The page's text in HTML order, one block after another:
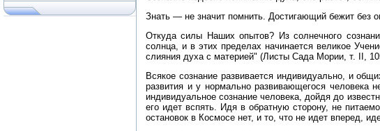
Знать — не значит помнить. Достигающий бежит без
Откуда силы Наших опытов? Из солнечного
солнца, и в этих пределах начинается великое
слияния духа с материей" (Листы Сада Мории, т. II,
Всякое сознание развивается индивидуально, и
развития и у нормально развивающегося человека
индивидуальное сознание человека, дойдя до
его идет вспять. Идя в обратную сторону, не
остановок в Космосе нет, и то, что не идет вперед,